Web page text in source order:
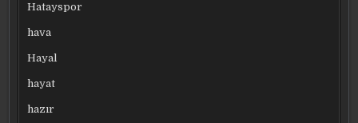
Hatayspor
hava
Hayal
hayat
hazır